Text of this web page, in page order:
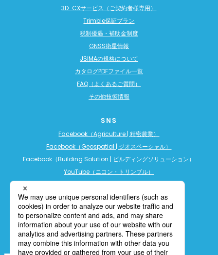
3D-CXサービス（ご契約者様専用）
Trimble保証プラン
税制優遇・補助金制度
GNSS衛星情報
JSIMAの規格について
カタログPDFファイル一覧
FAQ（よくあるご質問）
その他技術情報
SNS
Facebook（Agriculture | 精密農業）
Facebook（Geospatial | ジオスペーシャル）
Facebook（Building Solution | ビルディングソリューション）
YouTube（ニコン・トリンブル）
YouTube（ビルディングソリューション）
LINE公式アカウント（精密農業）